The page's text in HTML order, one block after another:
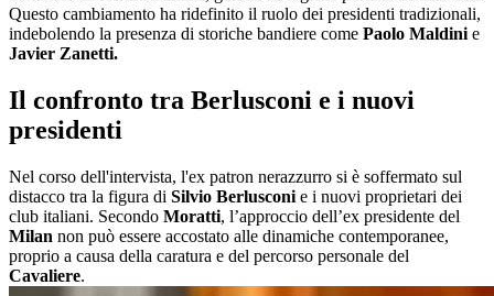
Questo cambiamento ha ridefinito il ruolo dei presidenti tradizionali,
indebolendo la presenza di storiche bandiere come Paolo Maldini e
Javier Zanetti.
Il confronto tra Berlusconi e i nuovi
presidenti
Nel corso dell'intervista, l'ex patron nerazzurro si è soffermato sul
distacco tra la figura di Silvio Berlusconi e i nuovi proprietari dei
club italiani. Secondo Moratti, l’approccio dell’ex presidente del
Milan non può essere accostato alle dinamiche contemporanee,
proprio a causa della caratura e del percorso personale del
Cavaliere.